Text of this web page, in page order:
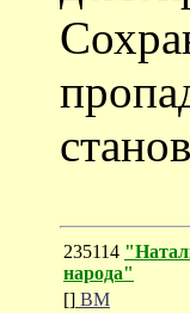
235114
народа"
[] ВМ